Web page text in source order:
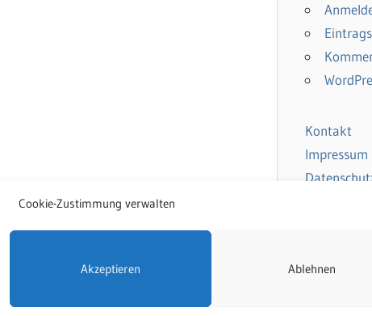
Cookie-Zustimmung verwalten
Akzeptieren Ablehnen
Kontakt
Impressum